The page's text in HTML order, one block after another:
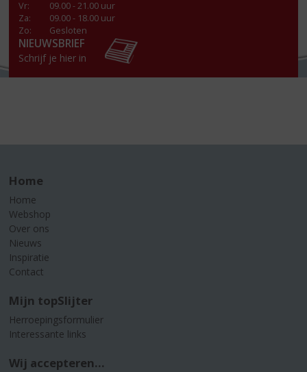
Vr:
09.00 - 21.00 uur
Za:
09.00 - 18.00 uur
Zo:
Gesloten
NIEUWSBRIEF
Schrijf je hier in
Home
Home
Webshop
Over ons
Nieuws
Inspiratie
Contact
Mijn topSlijter
Herroepingsformulier
Interessante links
Wij accepteren...